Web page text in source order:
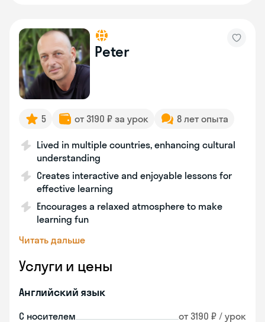
Peter
5 от 3190 ₽ за урок 8 лет опыта
Lived in multiple countries, enhancing cultural
understanding
Creates interactive and enjoyable lessons for
effective learning
Encourages a relaxed atmosphere to make
learning fun
Читать дальше
Услуги и цены
Английский язык
С носителем от 3190 ₽ / урок